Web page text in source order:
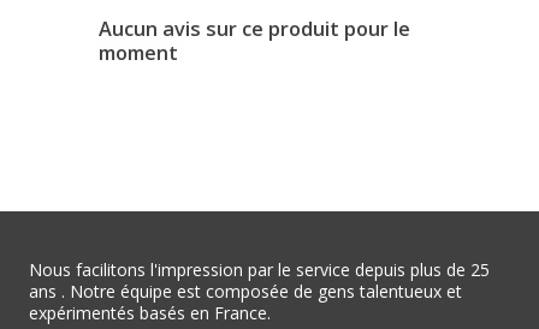
Aucun avis sur ce produit pour le
moment
Nous facilitons l'impression par le service depuis plus de 25
ans . Notre équipe est composée de gens talentueux et
expérimentés basés en France.